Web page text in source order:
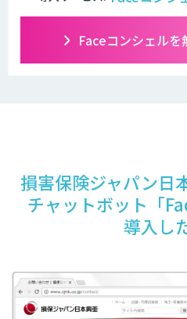
Faceコンシェルを
損害保険ジャパン日
チャットボット「
導入し